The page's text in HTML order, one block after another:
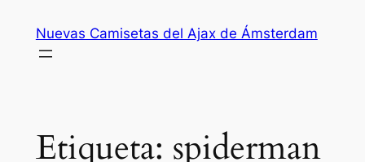
contenido
Nuevas Camisetas del Ajax de Ámsterdam
Etiqueta: spiderman